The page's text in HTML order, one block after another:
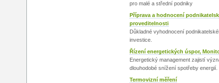
pro malé a střední podniky
Příprava a hodnocení
proveditelnosti
Důkladné vyhodnocení
investice.
Řízení energetických úspor,
Energetický management zajistí
dlouhodobé snížení spotřeby energií.
Termovizní měření